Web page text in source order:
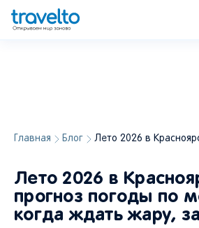
Главная Блог Лето 2026 в
Лето 2026 в
прогноз погоды по
когда ждать жару,